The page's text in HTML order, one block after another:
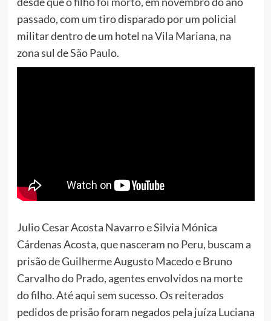
passado, com um tiro disparado por um policial
militar dentro de um hotel na Vila Mariana, na
zona sul de São Paulo.
Julio Cesar Acosta Navarro e Silvia Mónica
Cárdenas Acosta, que nasceram no Peru, buscam a
prisão de Guilherme Augusto Macedo e Bruno
Carvalho do Prado, agentes envolvidos na morte
do filho. Até aqui sem sucesso. Os reiterados
pedidos de prisão foram negados pela juíza Luciana